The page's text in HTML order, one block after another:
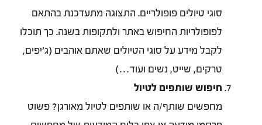
סוגי טיולים פופולריים. התצוגה מתעדכנת בהתאם
לפופולריות החיפוש באתר ולתקופות בשנה. כך תוכלו
לקבל מידע על סוגי הטיולים שאתם אוהבים (ג'יפים,
טרקים, שייט, נשים ועוד…)
חיפוש שותפים לטיול
מחפשים שותף/ה או שותפים לטיול מאורגן? פשוט